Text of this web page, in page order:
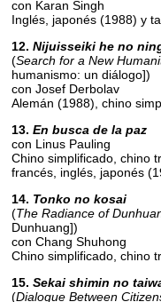
con Karan Singh
Inglés, japonés (1988) y
12.Nijuisseiki he no
(Search for a New
humanismo: un diálogo])
con Josef Derbolav
Alemán (1988), chino
13.En busca de la paz
con Linus Pauling
Chino simplificado, chino
francés, inglés, japonés
14. Tonko no kosai
(The Radiance of
Dunhuang])
con Chang Shuhong
Chino simplificado, chino
15.Sekai shimin no
(Dialogue Between